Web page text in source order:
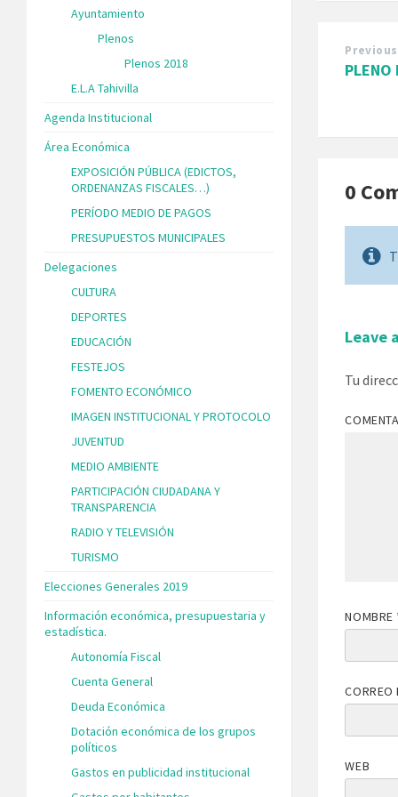
Previous
PLENO
0
Leave
Tu
NOMBRE
CORREO
WEB
Ayuntamiento
Plenos
Plenos 2018
E.L.A Tahivilla
Agenda Institucional
Área Económica
EXPOSICIÓN PÚBLICA (EDICTOS,
ORDENANZAS FISCALES…)
PERÍODO MEDIO DE PAGOS
PRESUPUESTOS MUNICIPALES
Delegaciones
CULTURA
DEPORTES
EDUCACIÓN
FESTEJOS
FOMENTO ECONÓMICO
IMAGEN INSTITUCIONAL Y PROTOCOLO
JUVENTUD
MEDIO AMBIENTE
PARTICIPACIÓN CIUDADANA Y
TRANSPARENCIA
RADIO Y TELEVISIÓN
TURISMO
Elecciones Generales 2019
Información económica, presupuestaria y
estadística.
Autonomía Fiscal
Cuenta General
Deuda Económica
Dotación económica de los grupos
políticos
Gastos en publicidad institucional